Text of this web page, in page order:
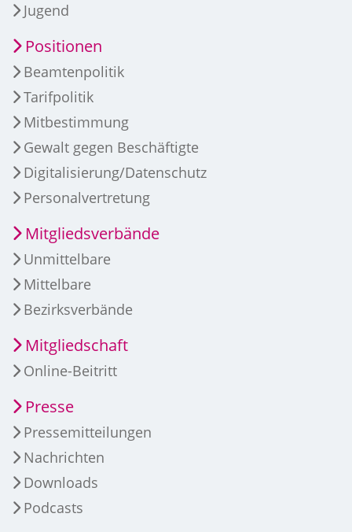
Jugend
Positionen
Beamtenpolitik
Tarifpolitik
Mitbestimmung
Gewalt gegen Beschäftigte
Digitalisierung/Datenschutz
Personalvertretung
Mitgliedsverbände
Unmittelbare
Mittelbare
Bezirksverbände
Mitgliedschaft
Online-Beitritt
Presse
Pressemitteilungen
Nachrichten
Downloads
Podcasts